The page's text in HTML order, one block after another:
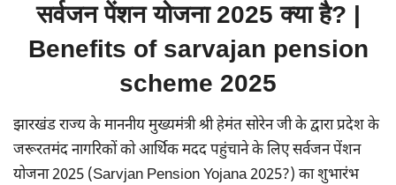
सर्वजन पेंशन योजना 2025 क्या है? |
Benefits of sarvajan pension
scheme 2025
झारखंड राज्य के माननीय मुख्यमंत्री श्री हेमंत सोरेन जी के द्वारा प्रदेश के
जरूरतमंद नागरिकों को आर्थिक मदद पहुंचाने के लिए सर्वजन पेंशन
योजना 2025 (Sarvjan Pension Yojana 2025?) का शुभारंभ